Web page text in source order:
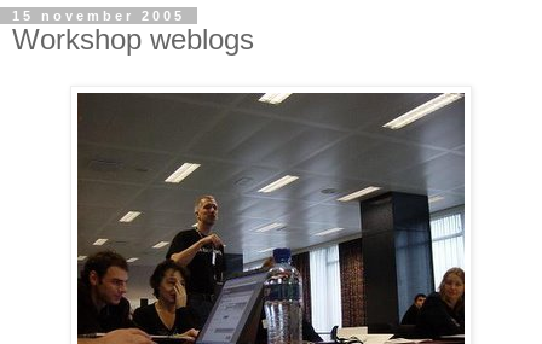
15 november 2005
Workshop weblogs